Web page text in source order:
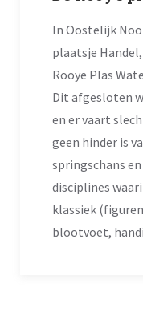
In Oostelijk
plaatsje
Rooye Plas
Dit afgesloten
en er vaart
geen hinder is
springschans
disciplines
klassiek
blootvoet,